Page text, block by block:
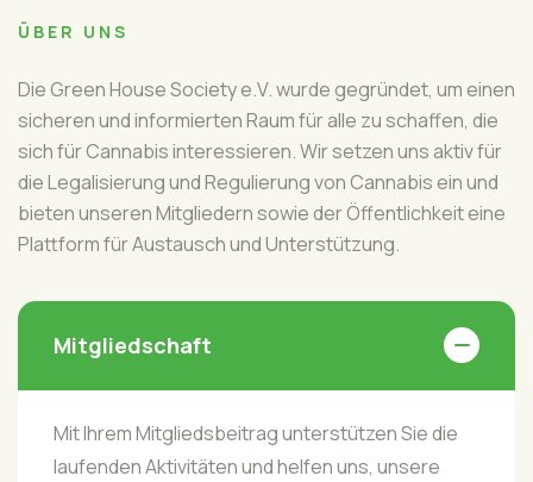
ÜBER UNS
Die Green House Society e.V. wurde gegründet, um einen
sicheren und informierten Raum für alle zu schaffen, die
sich für Cannabis interessieren. Wir setzen uns aktiv für
die Legalisierung und Regulierung von Cannabis ein und
bieten unseren Mitgliedern sowie der Öffentlichkeit eine
Plattform für Austausch und Unterstützung.
Mitgliedschaft
Mit Ihrem Mitgliedsbeitrag unterstützen Sie die
laufenden Aktivitäten und helfen uns, unsere